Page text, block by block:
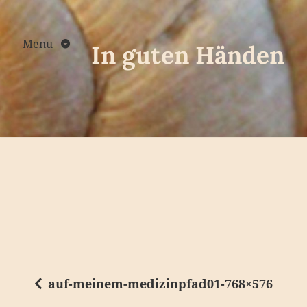
Skip
to
contentMenu In guten Händen
auf-meinem-medizinpfad01-768×576